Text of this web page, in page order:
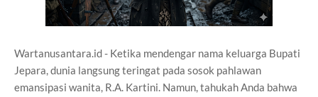
Wartanusantara.id - Ketika mendengar nama keluarga Bupati
Jepara, dunia langsung teringat pada sosok pahlawan
emansipasi wanita, R.A. Kartini. Namun, tahukah Anda bahwa